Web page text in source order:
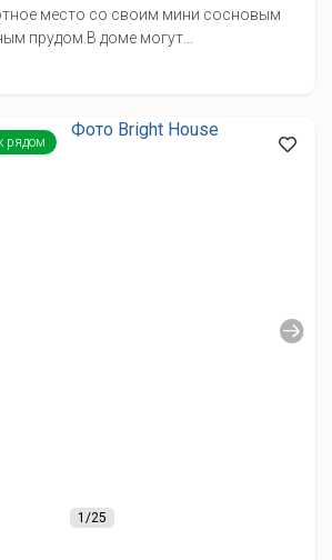
место со своим мини сосновым
прудом.В доме могут...
1/25
рядом